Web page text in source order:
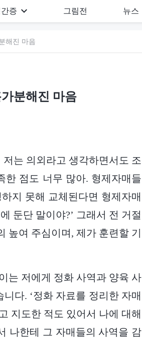
증 그림전 뉴스
해진 마음
분해진 마음
는 의외라고 생각하면서도 조
한 점도 너무 많아. 형제자매들
지 못해 교체된다면 형제자매
둔단 말이야?’ 그래서 전 거절
높여 주심이며, 제가 훈련할 기
는 저에게 정화 사역과 양육 사
다. ‘정화 자료를 정리한 자매
지도한 적도 있어서 나에 대해
나한테 그 자매들의 사역을 감